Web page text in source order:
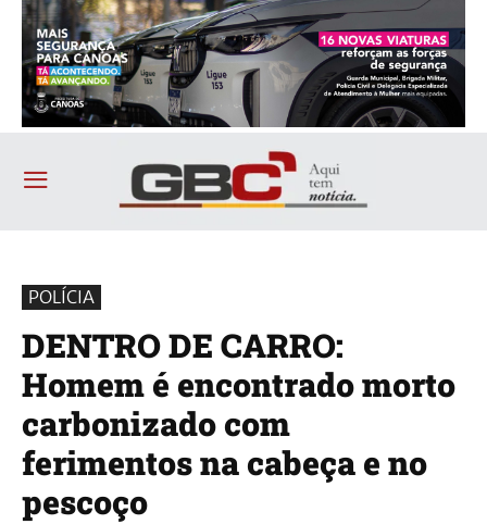
POLÍCIA
DENTRO DE CARRO:
Homem é encontrado morto
carbonizado com
ferimentos na cabeça e no
pescoço